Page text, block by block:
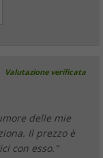
Valutazione verificata
delle mie
Il prezzo è
con esso."